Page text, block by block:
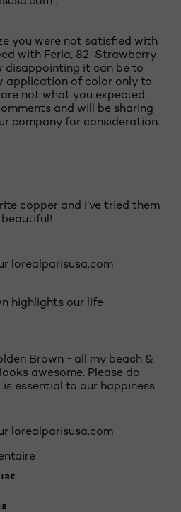
you were not satisfied with
with Feria, 82-Strawberry
disappointing it can be to
application of color only to
not what you expected.
and will be sharing
company for consideration.
copper and I’ve tried them
beautiful!
lorealparisusa.com
highlights our life
Brown ~ all my beach &
awesome. Please do
essential to our happiness.
lorealparisusa.com